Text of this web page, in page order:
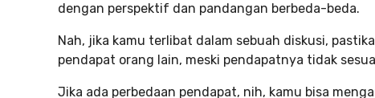
dengan perspektif dan pandangan berbeda-beda.
Nah, jika kamu terlibat dalam sebuah diskusi,
pendapat orang lain, meski pendapatnya tidak
Jika ada perbedaan pendapat, nih, kamu bisa